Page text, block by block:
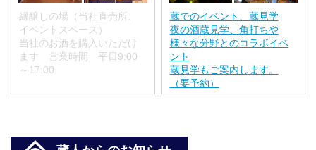
縁醸しの場（当社直売所、
イベントスペース）
当社のお酒を購入いただけ
ます 営業時間 平日9:00
～17:00
蔵でのイベント、蔵見学
夜の酒蔵見学、角打ちや
様々な分野とのコラボイベ
ント
蔵見学もご案内します。
（要予約）